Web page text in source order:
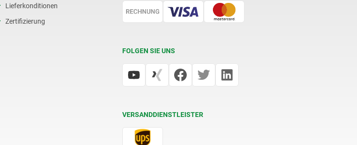
Lieferkonditionen
Zertifizierung
FOLGEN SIE UNS
VERSANDDIENSTLEISTER